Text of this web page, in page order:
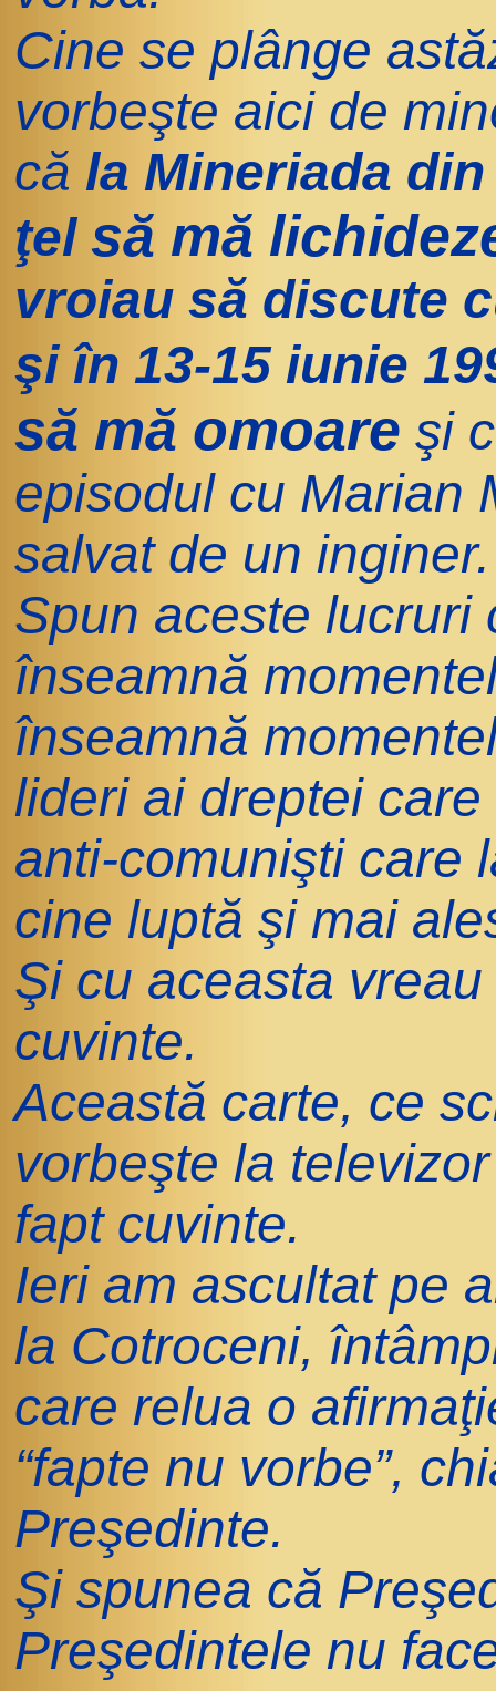
Cine se plânge
vorbeşte aici de
că la Mineriada
ţel să mă
vroiau să discute
şi în 13-15 iunie
să mă omoare şi
episodul cu Marian
salvat de un inginer.
Spun aceste lucruri
înseamnă
înseamnă
lideri ai dreptei
anti-comunişti care
cine luptă şi mai
Şi cu aceasta
cuvinte.
Această carte, ce
vorbeşte la
fapt cuvinte.
Ieri am ascultat pe
la Cotroceni,
care relua o
“fapte nu vorbe”,
Preşedinte.
Şi spunea că
Preşedintele nu